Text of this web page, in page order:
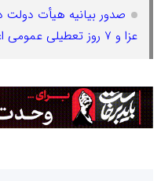
عزا و ۷ روز تعطیلی عمومی اعلام شد